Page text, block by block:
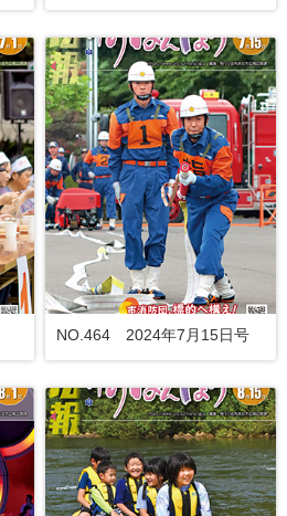
NO.464 2024年7月15日号